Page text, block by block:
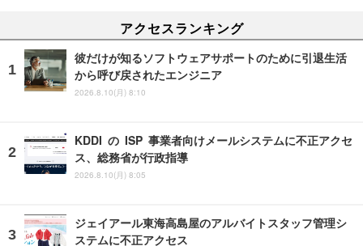
アクセスランキング
彼だけが知るソフトウェアサポートのために引退生活
から呼び戻されたエンジニア
2026.8.10(月) 8:10
KDDI の ISP 事業者向けメールシステムに不正アクセ
ス、総務省が行政指導
2026.8.10(月) 8:05
ジェイアール東海高島屋のアルバイトスタッフ管理シ
ステムに不正アクセス